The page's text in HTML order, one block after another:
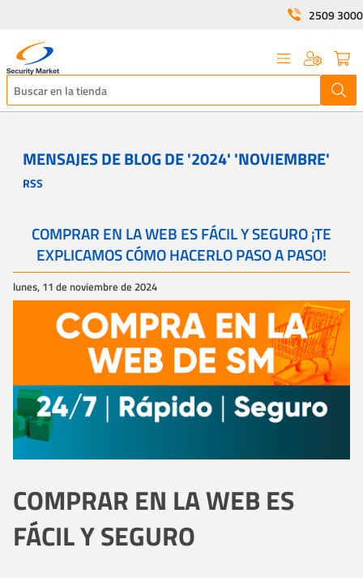
2509 3000
MENSAJES DE BLOG DE '2024' 'NOVIEMBRE'
RSS
COMPRAR EN LA WEB ES FÁCIL Y SEGURO ¡TE
EXPLICAMOS CÓMO HACERLO PASO A PASO!
lunes, 11 de noviembre de 2024
COMPRAR EN LA WEB ES
FÁCIL Y SEGURO